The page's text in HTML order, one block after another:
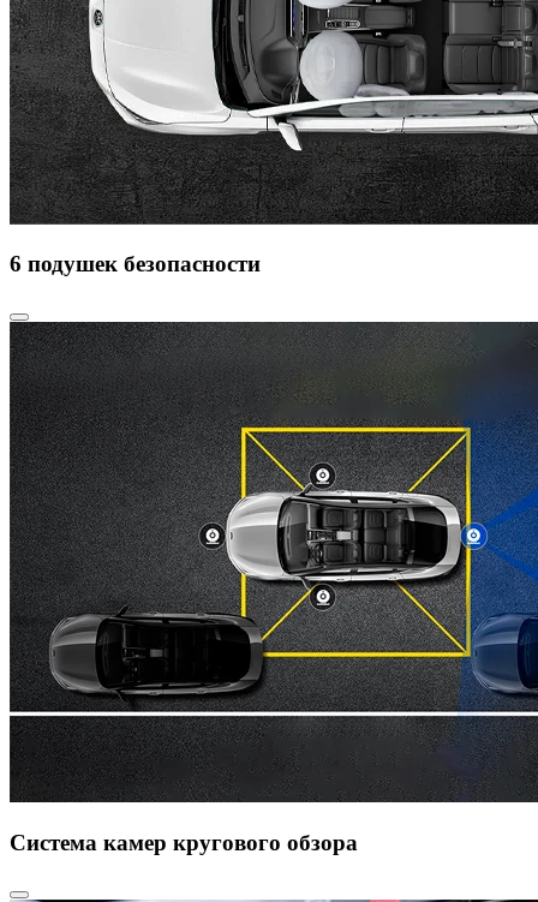
6 подушек безопасности
Система камер кругового обзора